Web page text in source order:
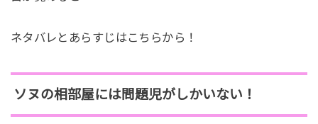
ネタバレとあらすじはこちらから！
ソヌの相部屋には問題児がしかいない！